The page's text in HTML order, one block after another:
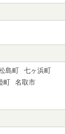
島町
七ヶ浜町
町
名取市